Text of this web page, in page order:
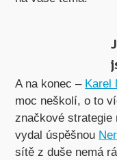
A na konec – Karel
moc neškolí, o to
značkové strategie
vydal úspěšnou
sítě z duše nemá